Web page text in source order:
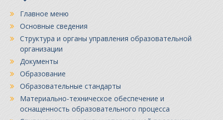
Главное меню
Основные сведения
Структура и органы управления образовательной
организации
Документы
Образование
Образовательные стандарты
Материально-техническое обеспечение и
оснащенность образовательного процесса